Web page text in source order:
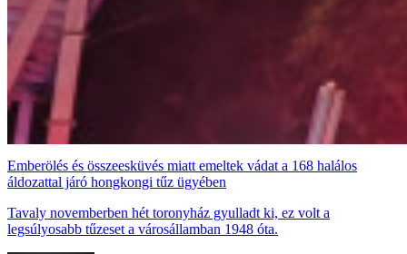
Emberölés és összeesküvés miatt emeltek vádat a 168 halálos
áldozattal járó hongkongi tűz ügyében
Tavaly novemberben hét toronyház gyulladt ki, ez volt a
legsúlyosabb tűzeset a városállamban 1948 óta.